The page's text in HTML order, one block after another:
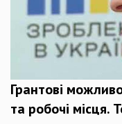
Грантові
та робочі місця.